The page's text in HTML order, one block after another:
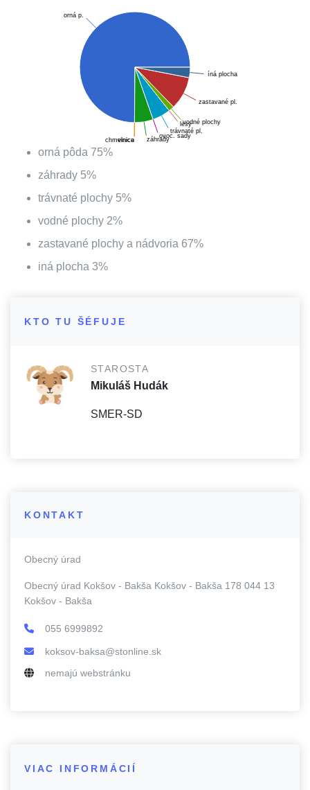
orná p.
chmelnica
vinice záhradyovoc. sady
trávnaté pl.
lesy
vodné plochy
zastavané pl.
íná plocha
orná pôda 75%
záhrady 5%
trávnaté plochy 5%
vodné plochy 2%
zastavané plochy a nádvoria 67%
iná plocha 3%
KTO TU ŠÉFUJE
STAROSTA
Mikuláš Hudák
SMER-SD
KONTAKT
Obecný úrad
Obecný úrad Kokšov - Bakša Kokšov - Bakša 178 044 13
Kokšov - Bakša
055 6999892
koksov-baksa@stonline.sk
nemajú webstránku
VIAC INFORMÁCIÍ